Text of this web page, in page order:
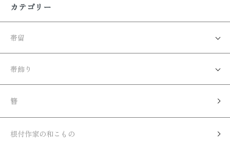
カテゴリー
帯留
帯飾り
簪
根付作家の和こもの